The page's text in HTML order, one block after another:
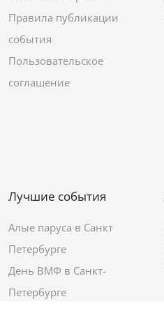
Правила публикации
события
Пользовательское
соглашение
Лучшие события
Алые паруса в Санкт
Петербурге
День ВМФ в Санкт-
Петербурге